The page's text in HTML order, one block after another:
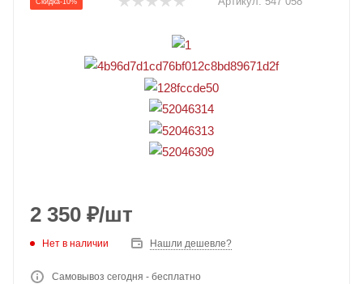
Скидка-10%
2 350 ₽/шт
Нет в наличии Нашли дешевле?
Самовывоз сегодня - бесплатно